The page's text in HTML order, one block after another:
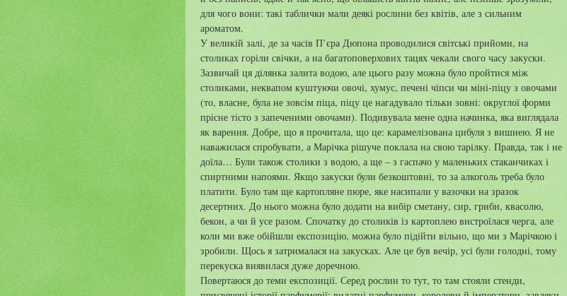
для чого вони: такі таблички мали деякі рослини без квітів, але з сильним
ароматом.
У великій залі, де за часів П’єра Дюпона проводилися світські прийоми, на
столиках горіли свічки, а на багатоповерхових тацях чекали свого часу закуски.
Зазвичай ця ділянка залита водою, але цього разу можна було пройтися між
столиками, неквапом куштуючи овочі, хумус, печені чіпси чи міні-піцу з овочами
(то, власне, була не зовсім піца, піцу це нагадувало тільки зовні: округлої форми
прісне тісто з запеченими овочами). Подивувала мене одна начинка, яка виглядала
як варення. Добре, що я прочитала, що це: карамелізована цибуля з вишнею. Я не
наважилася спробувати, а Марічка рішуче поклала на свою тарілку. Правда, так і не
доїла… Були також столики з водою, а ще – з гаспачо у маленьких стаканчиках і
спиртними напоями. Якщо закуски були безкоштовні, то за алкоголь треба було
платити. Було там ще картопляне пюре, яке насипали у вазочки на зразок
десертних. До нього можна було додати на вибір сметану, сир, гриби, квасолю,
бекон, а чи й усе разом. Спочатку до столиків із картоплею вистроїлася черга, але
коли ми вже обійшли експозицію, можна було підійти вільно, що ми з Марічкою і
зробили. Щось я затрималася на закусках. Але це був вечір, усі були голодні, тому
перекуска виявилася дуже доречною.
Повертаюся до теми експозиції. Серед рослин то тут, то там стояли стенди,